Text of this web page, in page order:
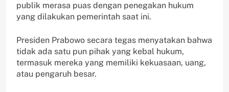
publik merasa puas dengan penegakan hukum
yang dilakukan pemerintah saat ini.
Presiden Prabowo secara tegas menyatakan bahwa
tidak ada satu pun pihak yang kebal hukum,
termasuk mereka yang memiliki kekuasaan, uang,
atau pengaruh besar.